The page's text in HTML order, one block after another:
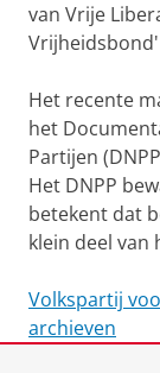
van Vrije
Het recente
het
Partijen
Het DNPP
betekent dat
klein deel van
Volkspartij
archieven